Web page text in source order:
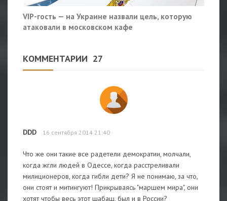
VIP-гость — на Украине назвали цель, которую
атаковали в московском кафе
КОММЕНТАРИИ 27
DDD 16 сентября 2014 21:40
Что же они такие все радетели демократии, молчали,
когда жгли людей в Одессе, когда расстреливали
милиционеров, когда гибли дети? Я не понимаю, за что,
они стоят и митингуют! Прикрываясь "маршем мира", они
хотят чтобы весь этот шабаш, был и в России?